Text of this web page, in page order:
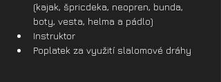
(kajak, špricdeka, neopren, bunda,
boty, vesta, helma a pádlo)
Instruktor
Poplatek za využití slalomové dráhy